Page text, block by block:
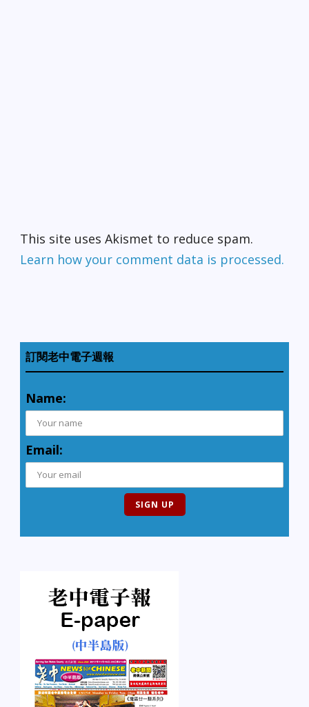
This site uses Akismet to reduce spam.
Learn how your comment data is processed.
訂閱老中電子週報
Name:
Email: